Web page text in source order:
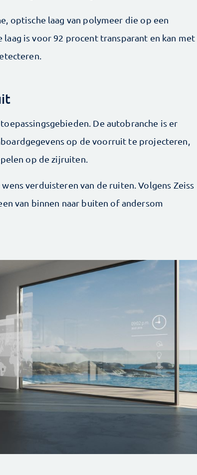
optische laag van polymeer die op een
laag is voor 92 procent transparant en kan met
De autobranche is er
op de voorruit te projecteren,
op de zijruiten.
verduisteren van de ruiten. Volgens Zeiss
van binnen naar buiten of andersom